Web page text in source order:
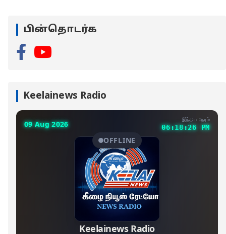
பின்தொடர்க
Keelainews Radio